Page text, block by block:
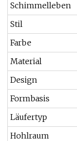
Schimmelleben
Stil
Farbe
Material
Design
Formbasis
Läufertyp
Hohlraum